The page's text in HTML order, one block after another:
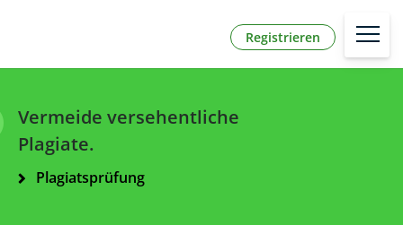
Registrieren
Vermeide versehentliche
Plagiate.
Plagiatsprüfung